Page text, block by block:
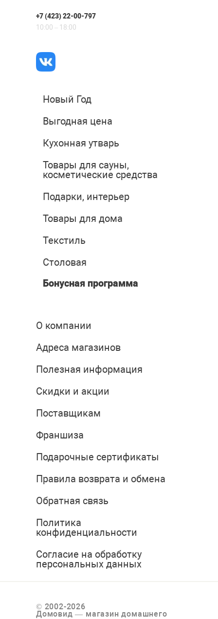
+7 (423) 22-00-797
10:00 – 18:00
Новый Год
Выгодная цена
Кухонная утварь
Товары для сауны,
косметические средства
Подарки, интерьер
Товары для дома
Текстиль
Столовая
Бонусная программа
О компании
Адреса магазинов
Полезная информация
Скидки и акции
Поставщикам
Франшиза
Подарочные сертификаты
Правила возврата и обмена
Обратная связь
Политика
конфиденциальности
Согласие на обработку
персональных данных
© 2002-2026
Домовид — магазин домашнего